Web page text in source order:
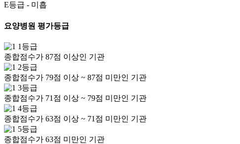
E등급 - 미흡
요양병원 평가등급
1등급
종합점수가 87점 이상인 기관
2등급
종합점수가 79점 이상 ~ 87점 미만인 기관
3등급
종합점수가 71점 이상 ~ 79점 미만인 기관
4등급
종합점수가 63점 이상 ~ 71점 미만인 기관
5등급
종합점수가 63점 미만인 기관